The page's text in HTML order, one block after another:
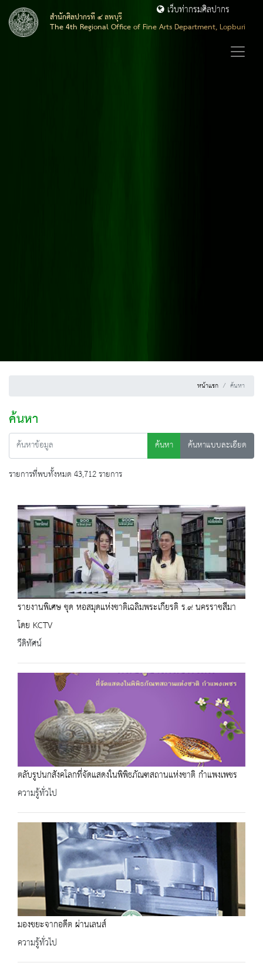
สำนักศิลปากรที่ ๔ ลพบุรี
The 4th Regional Office of Fine Arts Department, Lopburi
เว็บท่ากรมศิลปากร
หน้าแรก ค้นหา
ค้นหา
ค้นหา
ค้นหาแบบละเอียด
รายการที่พบทั้งหมด 43,712 รายการ
รายงานพิเศษ ชุด หอสมุดแห่งชาติเฉลิมพระเกียรติ ร.๙ นครราชสีมา
โดย KCTV
วีดิทัศน์
ตลับรูปนกสังคโลกที่จัดแสดงในพิพิธภัณฑสถานแห่งชาติ กำแพงเพชร
ความรู้ทั่วไป
มองขยะจากอดีต ผ่านเลนส์
ความรู้ทั่วไป